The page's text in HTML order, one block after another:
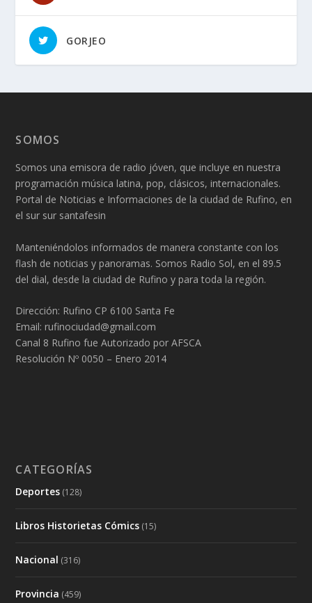
GORJEO
SOMOS
Somos una emisora de radio jóven, que incluye en nuestra
programación música latina, pop, clásicos, internacionales.
Portal de Noticias e Informaciones de la ciudad de Rufino, en
el sur sur santafesin
Manteniéndolos informados de manera constante con los
flash de noticias y panoramas. Somos Radio Sol, en el 89.5
del dial, desde la ciudad de Rufino y para toda la región.
Dirección: Rufino CP 6100 Santa Fe
Email: rufinociudad@gmail.com
Canal 8 Rufino fue Autorizado por AFSCA
Resolución Nº 0050 – Enero 2014
CATEGORÍAS
Deportes (128)
Libros Historietas Cómics (15)
Nacional (316)
Provincia (459)